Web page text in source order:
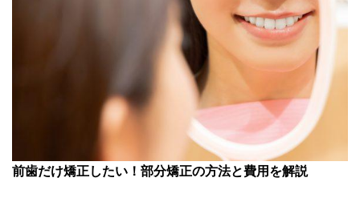
前歯だけ矯正したい！部分矯正の方法と費用を解説